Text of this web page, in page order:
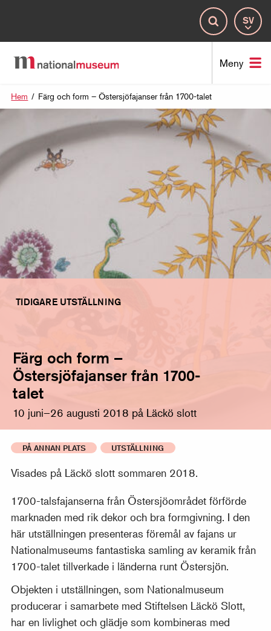
Meny
Sök
Hem / Färg och form – Östersjöfajanser från 1700-talet
TIDIGARE UTSTÄLLNING
Färg och form –
Östersjöfajanser från 1700-
talet
10 juni–26 augusti 2018 på Läckö slott
PÅ ANNAN PLATS UTSTÄLLNING
Visades på Läckö slott sommaren 2018.
1700-talsfajanserna från Östersjöområdet förförde
marknaden med rik dekor och bra formgivning. I den
här utställningen presenteras föremål av fajans ur
Nationalmuseums fantastiska samling av keramik från
1700-talet tillverkade i länderna runt Östersjön.
Objekten i utställningen, som Nationalmuseum
producerar i samarbete med Stiftelsen Läckö Slott,
har en livlighet och glädje som kombineras med